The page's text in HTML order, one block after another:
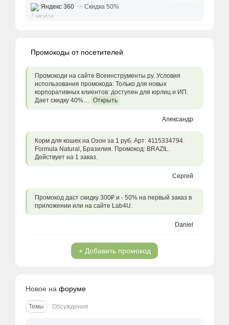
Яндекс 360 ⤑ Скидка 50%
7 августа
Промокоды от посетителей
Промокоди на сайте Всеинструменты.ру. Условия
использования промокода: Только для новых
корпоративных клиентов: доступен для юрлиц и ИП.
Дает скидку 40%… Открыть
Александр
Корм для кошек на Озон за 1 руб. Арт: 4115334794.
Formula Natural, Бразилия. Промокод: BRAZIL.
Действует на 1 заказ.
Сергей
Промокод даст скидку 300₽ и - 50% на первый заказ в
приложении или на сайте Lab4U.
Daniel
+ Добавить промокод
Новое на форуме
Темы Обсуждения